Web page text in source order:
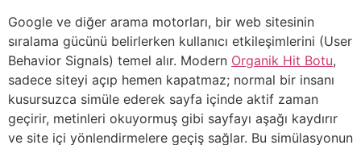
Google ve diğer arama motorları, bir web sitesinin
sıralama gücünü belirlerken kullanıcı etkileşimlerini (User
Behavior Signals) temel alır. Modern Organik Hit Botu,
sadece siteyi açıp hemen kapatmaz; normal bir insanı
kusursuzca simüle ederek sayfa içinde aktif zaman
geçirir, metinleri okuyormuş gibi sayfayı aşağı kaydırır
ve site içi yönlendirmelere geçiş sağlar. Bu simülasyonun